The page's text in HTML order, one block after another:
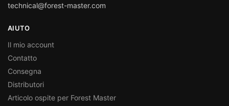
technical@forest-master.com
AIUTO
Il mio account
Contatto
Consegna
Distributori
Articolo ospite per Forest Master